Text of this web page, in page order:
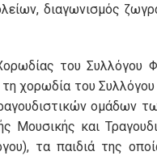
διαγωνισμός
του Συλλόγου
χορωδία του
ομάδων
Μουσικής και
τα παιδιά της